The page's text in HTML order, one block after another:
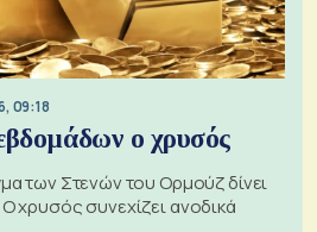
09:18
ο χρυσός
των Στενών του Ορμούζ δίνει
χρυσός συνεχίζει ανοδικά